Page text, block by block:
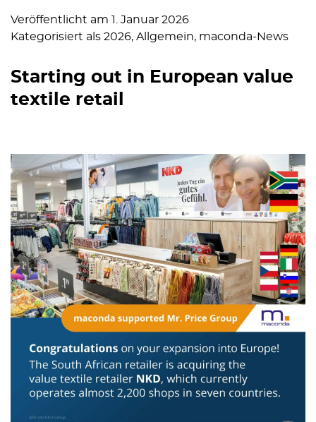
Veröffentlicht am 1. Januar 2026
Kategorisiert als 2026, Allgemein, maconda-News
Starting out in European value
textile retail